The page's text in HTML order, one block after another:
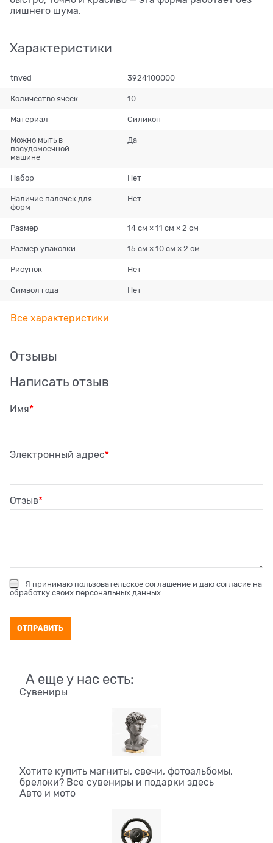
лишнего шума.
Характеристики
tnved 3924100000
Количество ячеек 10
Материал Силикон
Можно мыть в
посудомоечной
машине
Да
Набор Нет
Наличие палочек для
форм
Нет
Размер 14 см × 11 см × 2 см
Размер упаковки 15 см × 10 см × 2 см
Рисунок Нет
Символ года Нет
Все характеристики
Отзывы
Написать отзыв
Имя
Электронный адрес
Отзыв
Я принимаю пользовательское соглашение и даю согласие на
обработку своих персональных данных.
А еще у нас есть:
Сувениры
Хотите купить магниты, свечи, фотоальбомы,
брелоки? Все сувениры и подарки здесь
Авто и мото